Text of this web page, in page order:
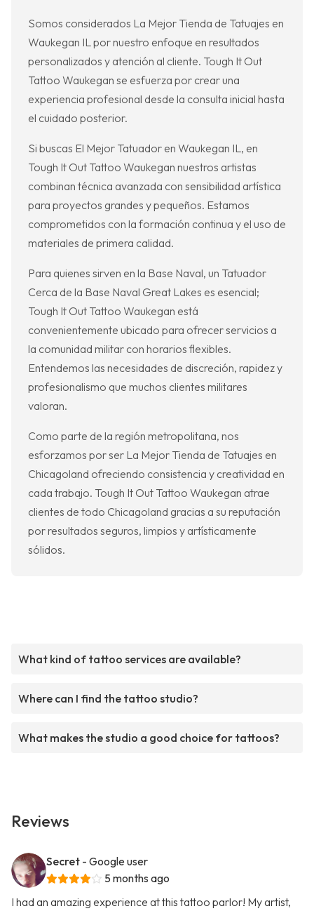
Somos considerados La Mejor Tienda de Tatuajes en
Waukegan IL por nuestro enfoque en resultados
personalizados y atención al cliente. Tough It Out
Tattoo Waukegan se esfuerza por crear una
experiencia profesional desde la consulta inicial hasta
el cuidado posterior.
Si buscas El Mejor Tatuador en Waukegan IL, en
Tough It Out Tattoo Waukegan nuestros artistas
combinan técnica avanzada con sensibilidad artística
para proyectos grandes y pequeños. Estamos
comprometidos con la formación continua y el uso de
materiales de primera calidad.
Para quienes sirven en la Base Naval, un Tatuador
Cerca de la Base Naval Great Lakes es esencial;
Tough It Out Tattoo Waukegan está
convenientemente ubicado para ofrecer servicios a
la comunidad militar con horarios flexibles.
Entendemos las necesidades de discreción, rapidez y
profesionalismo que muchos clientes militares
valoran.
Como parte de la región metropolitana, nos
esforzamos por ser La Mejor Tienda de Tatuajes en
Chicagoland ofreciendo consistencia y creatividad en
cada trabajo. Tough It Out Tattoo Waukegan atrae
clientes de todo Chicagoland gracias a su reputación
por resultados seguros, limpios y artísticamente
sólidos.
What kind of tattoo services are available?
Where can I find the tattoo studio?
What makes the studio a good choice for tattoos?
Reviews
Secret - Google user
5 months ago
I had an amazing experience at this tattoo parlor! My artist,